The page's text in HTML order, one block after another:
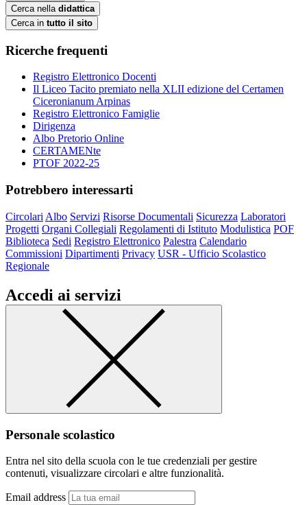
Cerca nella didattica
Cerca in tutto il sito
Ricerche frequenti
Registro Elettronico Docenti
Il Liceo Tacito premiato nella XLII edizione del Certamen
Ciceronianum Arpinas
Registro Elettronico Famiglie
Dirigenza
Albo Pretorio Online
CERTAMENte
PTOF 2022-25
Potrebbero interessarti
Circolari Albo Servizi Risorse Documentali Sicurezza Laboratori
Progetti Organi Collegiali Regolamenti di Istituto Modulistica POF
Biblioteca Sedi Registro Elettronico Palestra Calendario
Commissioni Dipartimenti Privacy USR - Ufficio Scolastico
Regionale
Accedi ai servizi
Personale scolastico
Entra nel sito della scuola con le tue credenziali per gestire
contenuti, visualizzare circolari e altre funzionalità.
Email address